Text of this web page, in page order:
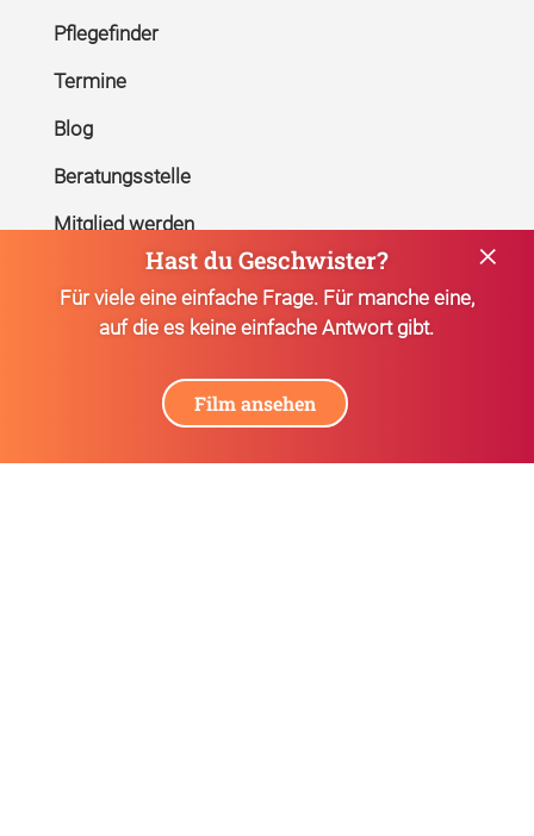
Pflegefinder
Termine
Blog
Beratungsstelle
Mitglied werden
Der Philip Julius e.V. finanziert seine
Hast du Geschwister?
Für viele eine einfache Frage. Für manche eine,
auf die es keine einfache Antwort gibt.
Film ansehen
×